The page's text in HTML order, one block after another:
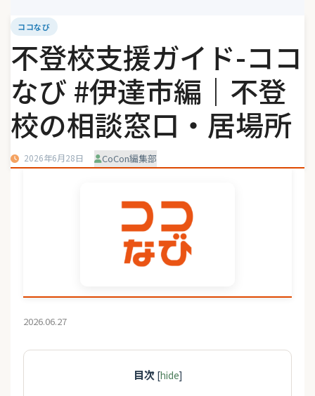
ココなび
不登校支援ガイド-ココ
なび #伊達市編｜不登
校の相談窓口・居場所
2026年6月28日 CoCon編集部
2026.06.27
目次 [hide]